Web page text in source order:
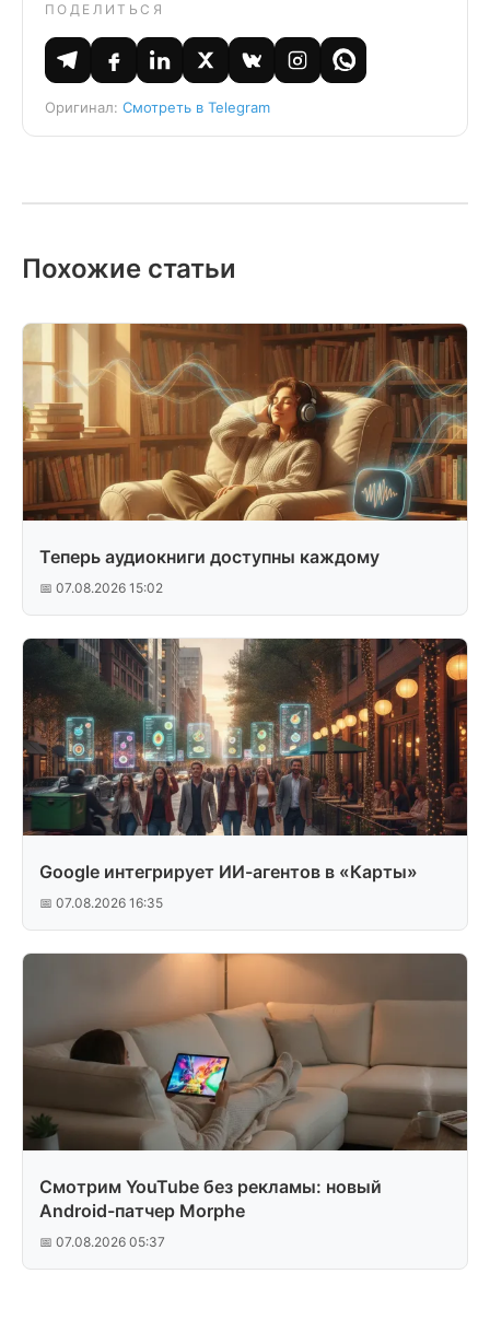
ПОДЕЛИТЬСЯ
Оригинал: Смотреть в Telegram
Похожие статьи
Теперь аудиокниги доступны каждому
📅 07.08.2026 15:02
Google интегрирует ИИ-агентов в «Карты»
📅 07.08.2026 16:35
Смотрим YouTube без рекламы: новый
Android-патчер Morphe
📅 07.08.2026 05:37